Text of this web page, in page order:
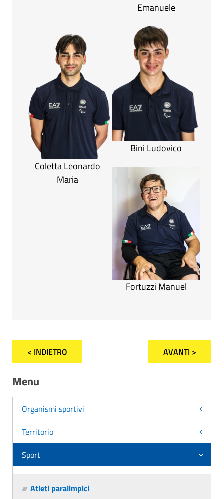
Emanuele
Coletta Leonardo
Maria
Bini Ludovico
Fortuzzi Manuel
< INDIETRO AVANTI >
Menu
Organismi sportivi
Territorio
Sport
Atleti paralimpici